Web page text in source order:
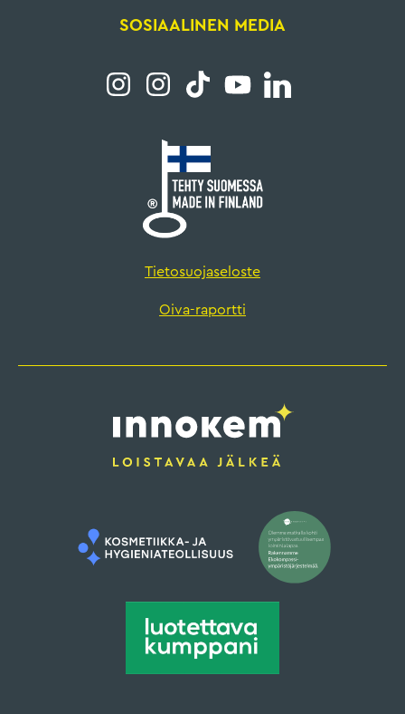
SOSIAALINEN MEDIA
Tietosuojaseloste
Oiva-raportti